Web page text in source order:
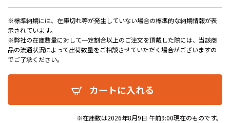
※標準納期には、在庫切れ等が発生していない場合の標準的な納期情報が表
示されています。
※弊社の在庫数量に対して一定割合以上のご注文を頂戴した際には、当該商
品の流通状況によって出荷数量をご相談させていただく場合がございますの
でご了承ください。
カートに入れる
※在庫数は2026年8月9日 午前9:00現在のものです。